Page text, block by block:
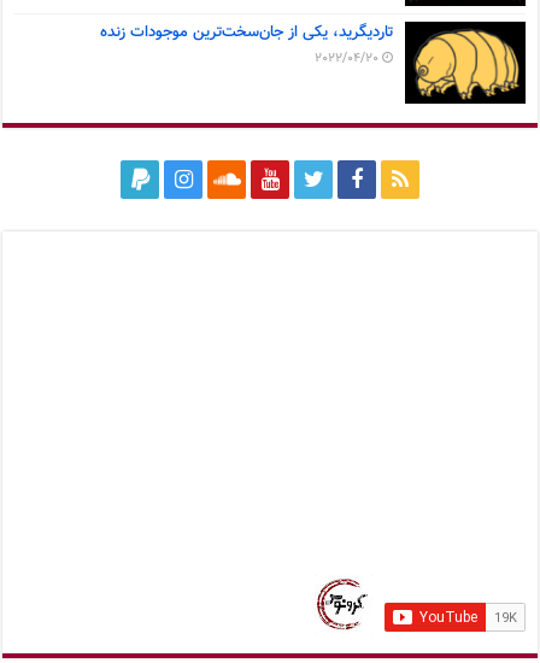
تاردیگرید، یکی از جان‌سخت‌ترین موجودات زنده
2022/04/20